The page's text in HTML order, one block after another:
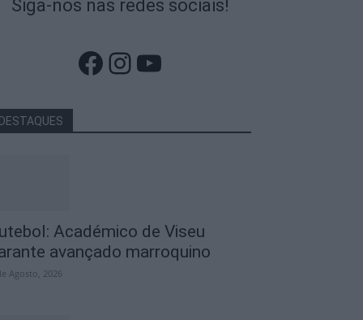
Siga-nos nas redes sociais!
Facebook
Instagram
YouTube
DESTAQUES
Académico de Viseu
avançado marroquino
Agosto, 2026